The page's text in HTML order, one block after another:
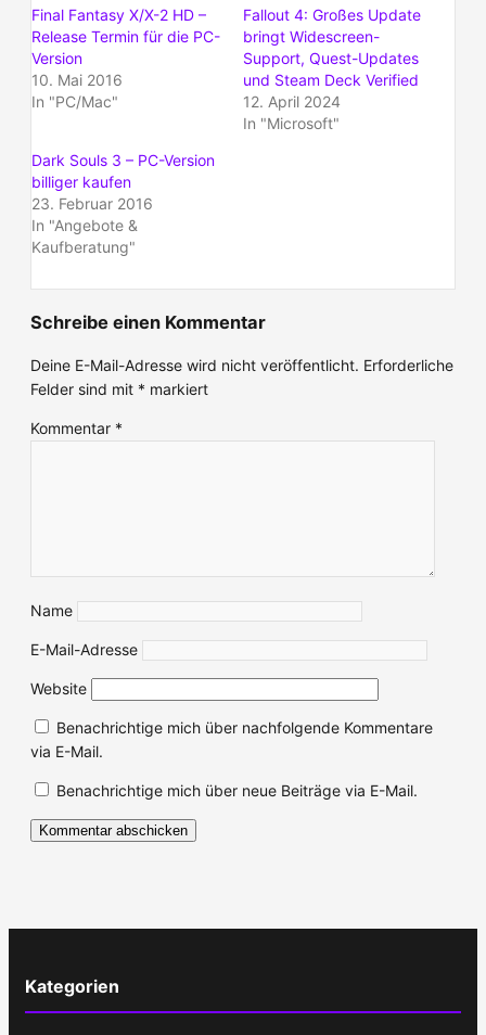
Final Fantasy X/X-2 HD –
Release Termin für die PC-
Version
10. Mai 2016
In "PC/Mac"
Fallout 4: Großes Update
bringt Widescreen-
Support, Quest-Updates
und Steam Deck Verified
12. April 2024
In "Microsoft"
Dark Souls 3 – PC-Version
billiger kaufen
23. Februar 2016
In "Angebote &
Kaufberatung"
Schreibe einen Kommentar
Deine E-Mail-Adresse wird nicht veröffentlicht. Erforderliche
Felder sind mit * markiert
Kommentar *
Name
E-Mail-Adresse
Website
Benachrichtige mich über nachfolgende Kommentare
via E-Mail.
Benachrichtige mich über neue Beiträge via E-Mail.
Kategorien